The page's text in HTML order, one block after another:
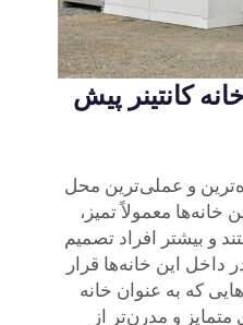
کانتینر پیش
و عملی‌ترین محل
معمولاً تمیز،
و بیشتر افراد تصمیم
داخل این خانه‌ها قرار
که به عنوان خانه
و مدرن‌تر از